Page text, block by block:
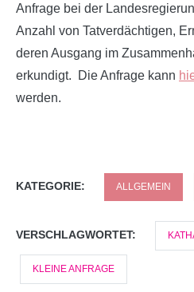
Anfrage bei der
Anzahl von Tatverdächtigen,
deren Ausgang im
erkundigt. Die Anfrage kann
werden.
KATEGORIE: ALLGEMEIN
VERSCHLAGWORTET:
KLEINE ANFRAGE